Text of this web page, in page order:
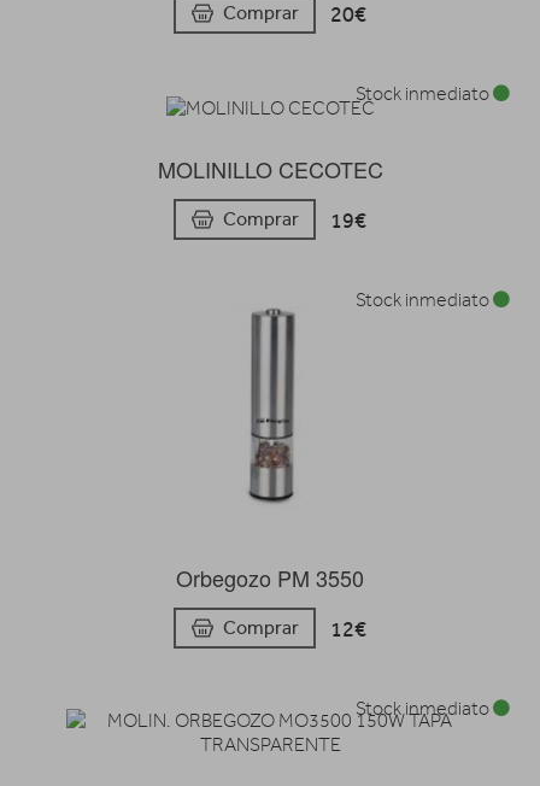
Comprar 20€
MOLINILLO CECOTEC
Comprar 19€
Stock inmediato
Orbegozo PM 3550
Comprar 12€
Stock inmediato
Stock inmediato